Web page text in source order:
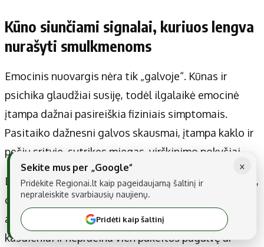
Kūno siunčiami signalai, kuriuos lengva
nurašyti smulkmenoms
Emocinis nuovargis nėra tik „galvoje“. Kūnas ir
psichika glaudžiai susiję, todėl ilgalaikė emocinė
įtampa dažnai pasireiškia fiziniais simptomais.
Pasitaiko dažnesni galvos skausmai, įtampa kaklo ir
pečių srityje, sutrikęs miegas, virškinimo pokyčiai.
Dažnas žmogus tai laiko atsitiktinumu arba amžiaus,
orų, darbo specifikos padariniais. Tačiau verta
atkreipti dėmesį, jei tokie simptomai tampa kone
kasdieniai ir nepraeina vien pakeitus pagalvę ar
×
Sekite mus per „Google“
Pridėkite Regionai.lt kaip pageidaujamą šaltinį ir
nepraleiskite svarbiausių naujienų.
Pridėti kaip šaltinį